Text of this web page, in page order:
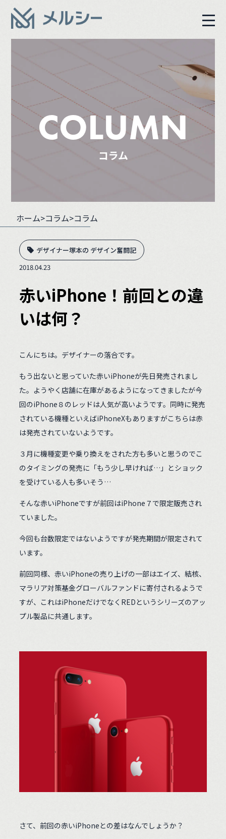
COLUMN
コラム
ホーム>コラム>コラム
デザイナー塚本の デザイン奮闘記
2018.04.23
赤いiPhone！前回との違
いは何？
こんにちは。デザイナーの落合です。
もう出ないと思っていた赤いiPhoneが先日発売されまし
た。ようやく店舗に在庫があるようになってきましたが今
回のiPhone８のレッドは人気が高いようです。同時に発売
されている機種といえばiPhoneXもありますがこちらは赤
は発売されていないようです。
３月に機種変更や乗り換えをされた方も多いと思うのでこ
のタイミングの発売に「もう少し早ければ…」とショック
を受けている人も多いそう…
そんな赤いiPhoneですが前回はiPhone７で限定販売され
ていました。
今回も台数限定ではないようですが発売期間が限定されて
います。
前回同様、赤いiPhoneの売り上げの一部はエイズ、結核、
マラリア対策基金グローバルファンドに寄付されるようで
すが、これはiPhoneだけでなくREDというシリーズのアッ
プル製品に共通します。
さて、前回の赤いiPhoneとの差はなんでしょうか？